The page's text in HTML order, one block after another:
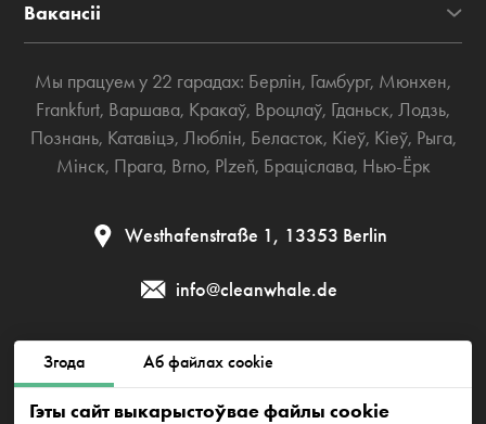
Згода Аб файлах cookie
Гэты сайт выкарыстоўвае файлы cookie
Вакансіі
Мы працуем у 22 гарадах: Берлін, Гамбург, Мюнхен,
Frankfurt, Варшава, Кракаў, Вроцлаў, Гданьск, Лодзь,
Познань, Катавіцэ, Люблін, Беласток, Кіеў, Кіеў, Рыга,
Мінск, Прага, Brno, Plzeň, Браціслава, Нью-Ёрк
Westhafenstraße 1, 13353 Berlin
info@cleanwhale.de
Публічная дамова Палітыка прыватнасці
Палітыка cookies Impressum